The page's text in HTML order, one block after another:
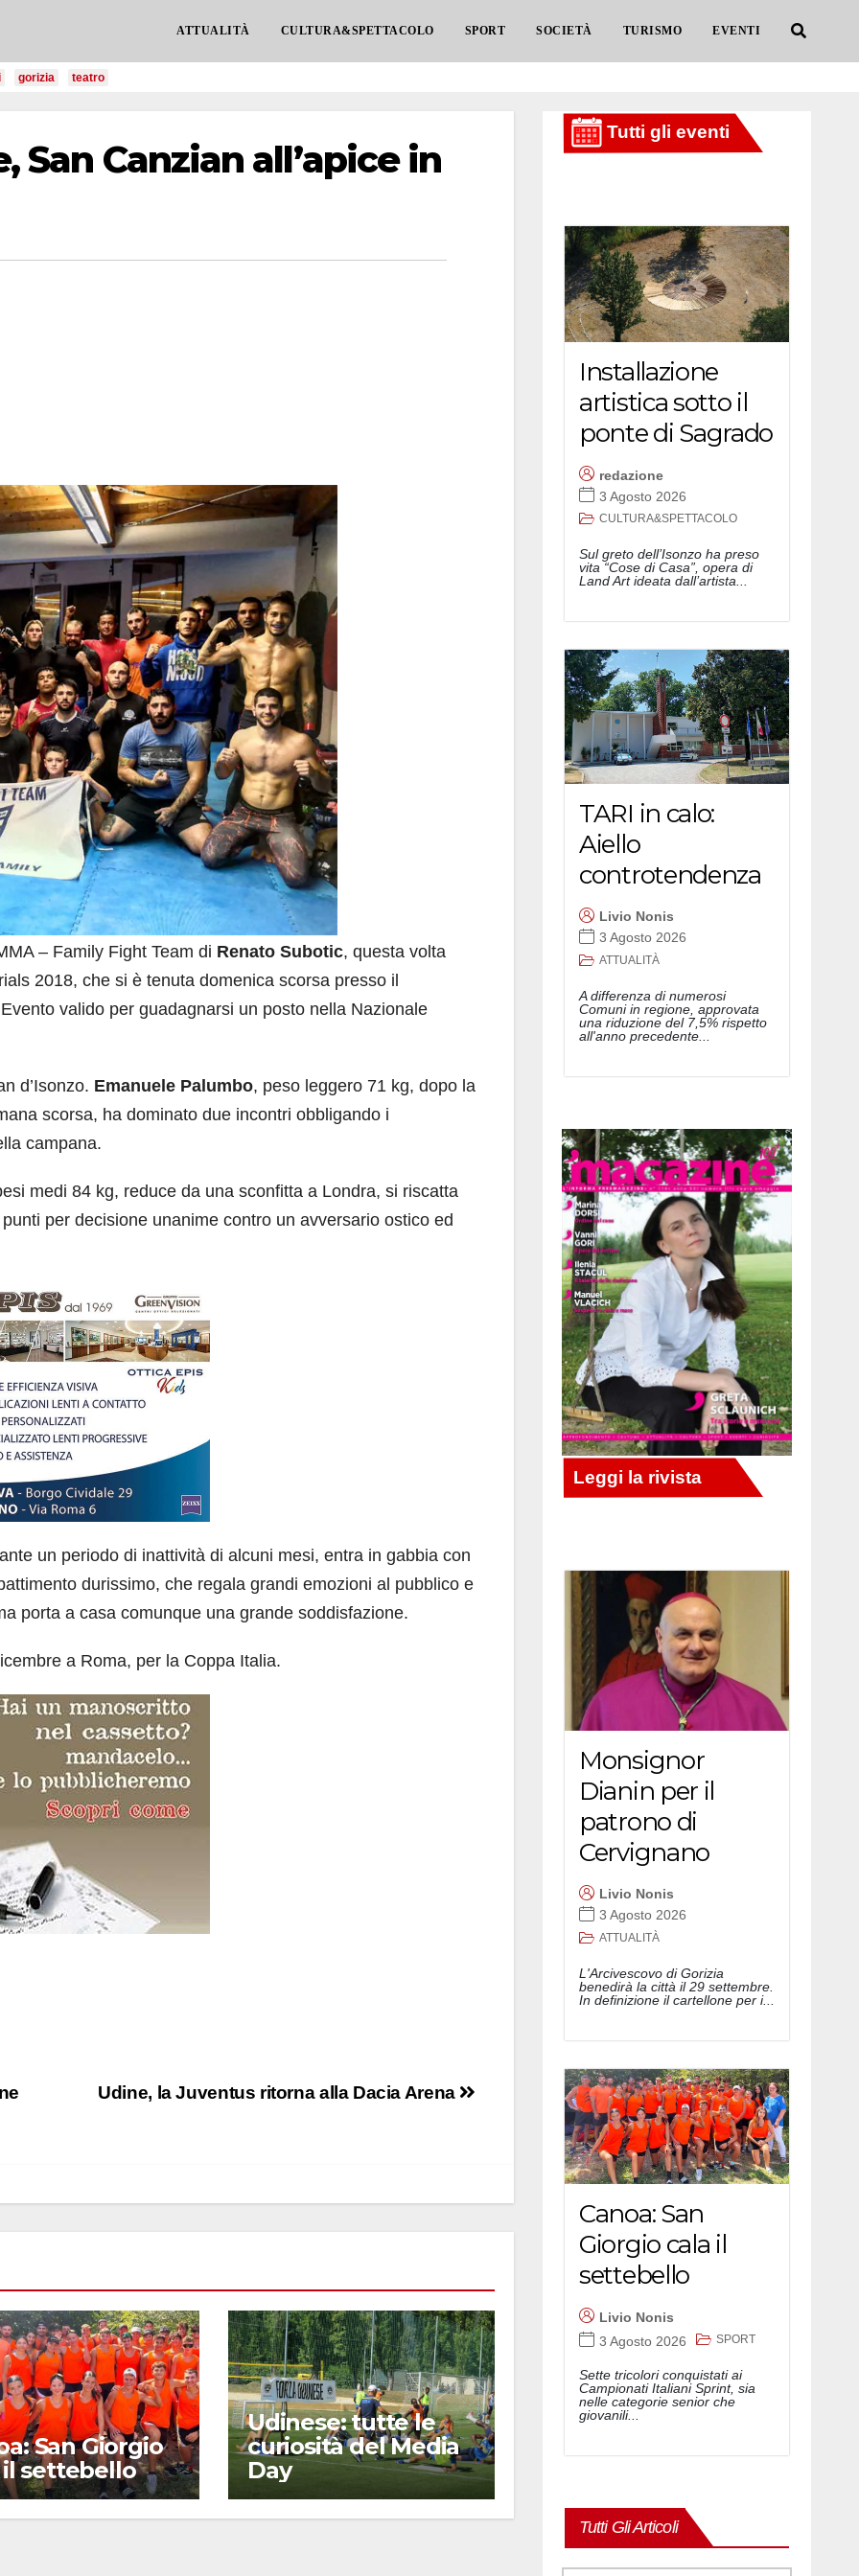
ATTUALITÀ CULTURA&SPETTACOLO SPORT SOCIETÀ TURISMO EVENTI
gorizia teatro
Canzian all’apice in
– Family Fight Team di Renato Subotic, questa volta
2018, che si è tenuta domenica scorsa presso il
valido per guadagnarsi un posto nella Nazionale
d’Isonzo. Emanuele Palumbo, peso leggero 71 kg, dopo la
scorsa, ha dominato due incontri obbligando i
campana.
medi 84 kg, reduce da una sconfitta a Londra, si riscatta
per decisione unanime contro un avversario ostico ed
un periodo di inattività di alcuni mesi, entra in gabbia con
durissimo, che regala grandi emozioni al pubblico e
porta a casa comunque una grande soddisfazione.
a Roma, per la Coppa Italia.
Udine, la Juventus ritorna alla Dacia Arena
San Giorgio
il settebello
Udinese: tutte le
curiosità del Media
Day
Installazione
artistica sotto il
ponte di Sagrado
redazione
3 Agosto 2026
CULTURA&SPETTACOLO
Sul greto dell’Isonzo ha preso
vita “Cose di Casa”, opera di
Land Art ideata dall’artista...
TARI in calo:
Aiello
controtendenza
Livio Nonis
3 Agosto 2026
ATTUALITÀ
A differenza di numerosi
Comuni in regione, approvata
una riduzione del 7,5% rispetto
all'anno precedente...
Monsignor
Dianin per il
patrono di
Cervignano
Livio Nonis
3 Agosto 2026
ATTUALITÀ
L'Arcivescovo di Gorizia
benedirà la città il 29 settembre.
In definizione il cartellone per i...
Canoa: San
Giorgio cala il
settebello
Livio Nonis
3 Agosto 2026
SPORT
Sette tricolori conquistati ai
Campionati Italiani Sprint, sia
nelle categorie senior che
giovanili...
Tutti Gli Articoli